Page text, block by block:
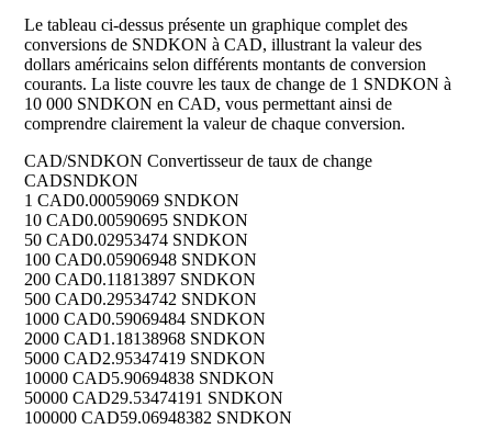
Le tableau ci-dessus présente un graphique complet des
conversions de SNDKON à CAD, illustrant la valeur des
dollars américains selon différents montants de conversion
courants. La liste couvre les taux de change de 1 SNDKON à
10 000 SNDKON en CAD, vous permettant ainsi de
comprendre clairement la valeur de chaque conversion.
CAD/SNDKON Convertisseur de taux de change
CADSNDKON
1 CAD0.00059069 SNDKON
10 CAD0.00590695 SNDKON
50 CAD0.02953474 SNDKON
100 CAD0.05906948 SNDKON
200 CAD0.11813897 SNDKON
500 CAD0.29534742 SNDKON
1000 CAD0.59069484 SNDKON
2000 CAD1.18138968 SNDKON
5000 CAD2.95347419 SNDKON
10000 CAD5.90694838 SNDKON
50000 CAD29.53474191 SNDKON
100000 CAD59.06948382 SNDKON